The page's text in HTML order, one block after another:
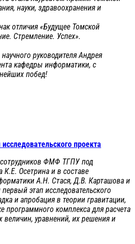
науки, здравоохранения и
отличия «Будущее Томской
Стремление. Успех».
руководителя Андрея
кафедры информатики, с
побед!
проекта
ФМФ ТГПУ под
К.Е. Осетрина и в составе
А.Н. Стася, Д.В. Карташова и
этап исследовательского
и апробация в теории гравитации,
программного комплекса для расчета
величин, уравнений, их решения и